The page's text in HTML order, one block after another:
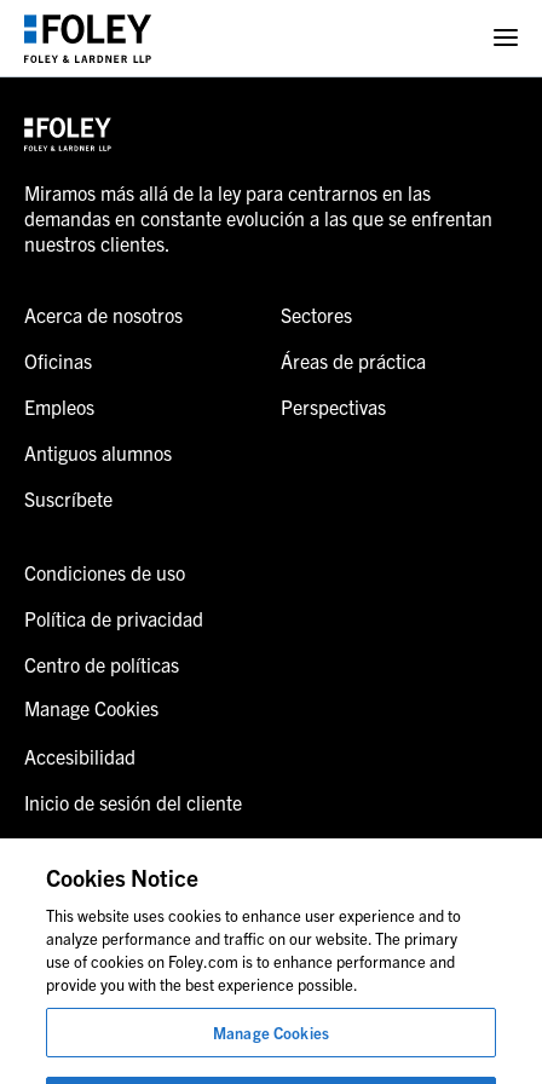
Miramos más allá de la ley para centrarnos en las
demandas en constante evolución a las que se enfrentan
nuestros clientes.
Acerca de nosotros
Oficinas
Empleos
Antiguos alumnos
Suscríbete
Sectores
Áreas de práctica
Perspectivas
Condiciones de uso
Política de privacidad
Centro de políticas
Manage Cookies
Accesibilidad
Inicio de sesión del cliente
Contáctenos
© 2026 Foley & Lardner LLP
Cookies Notice
This website uses cookies to enhance user experience and to
analyze performance and traffic on our website. The primary
use of cookies on Foley.com is to enhance performance and
provide you with the best experience possible.
Manage Cookies